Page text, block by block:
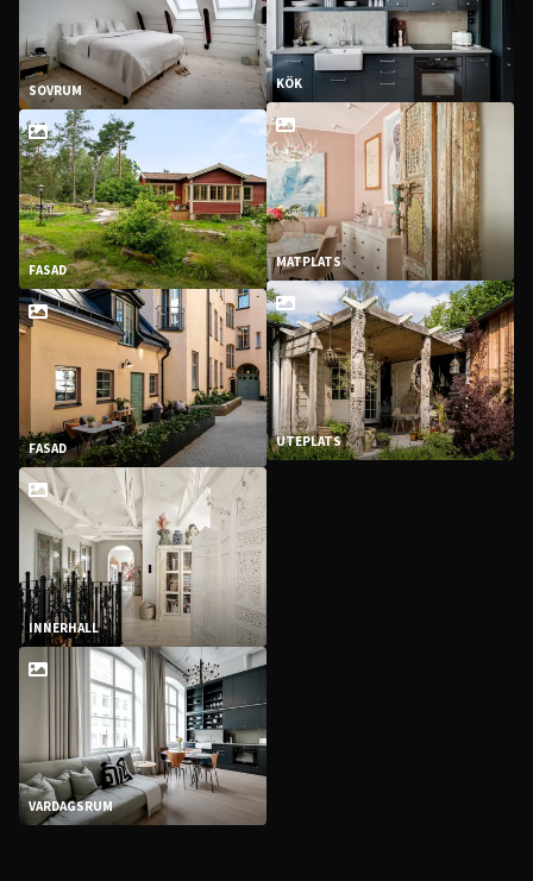
SOVRUM
FASAD
FASAD
INNERHALL
VARDAGSRUM
KÖK
MATPLATS
UTEPLATS